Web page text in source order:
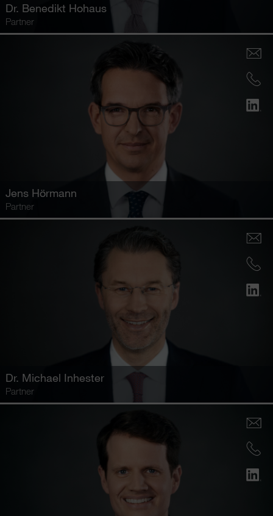
Dr. Benedikt Hohaus
Partner
Jens Hörmann
Partner
Dr. Michael Inhester
Partner